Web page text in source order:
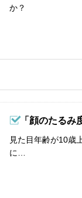
か？
「顔のたるみ
見た目年齢が10歳
に…